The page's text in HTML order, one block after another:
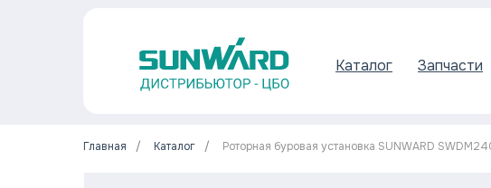
Каталог Запчасти
Главная / Каталог / Роторная буровая установка SUNWARD